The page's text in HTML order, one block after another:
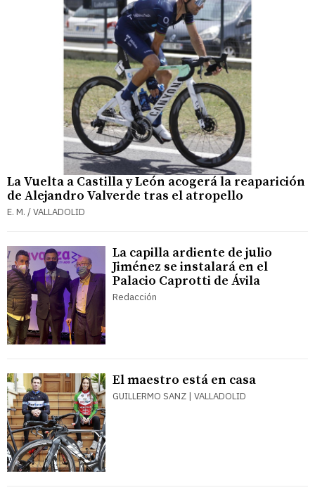
La Vuelta a Castilla y León acogerá la reaparición
de Alejandro Valverde tras el atropello
E. M. / VALLADOLID
La capilla ardiente de julio
Jiménez se instalará en el
Palacio Caprotti de Ávila
Redacción
El maestro está en casa
GUILLERMO SANZ | VALLADOLID